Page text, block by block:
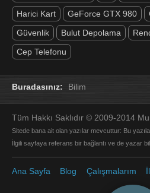
Harici Kart
GeForce GTX 980
Güvenlik
Bulut Depolama
Cep Telefonu
Buradasınız: Bilim
Tüm Hakkı Saklıdır © 2009-2014
Sitede bana ait olan yazılar mevcuttur: Bu
İlgili sayfaya referans bir bağlantı ve de yazar
Ana Sayfa Blog Çalışmalarım